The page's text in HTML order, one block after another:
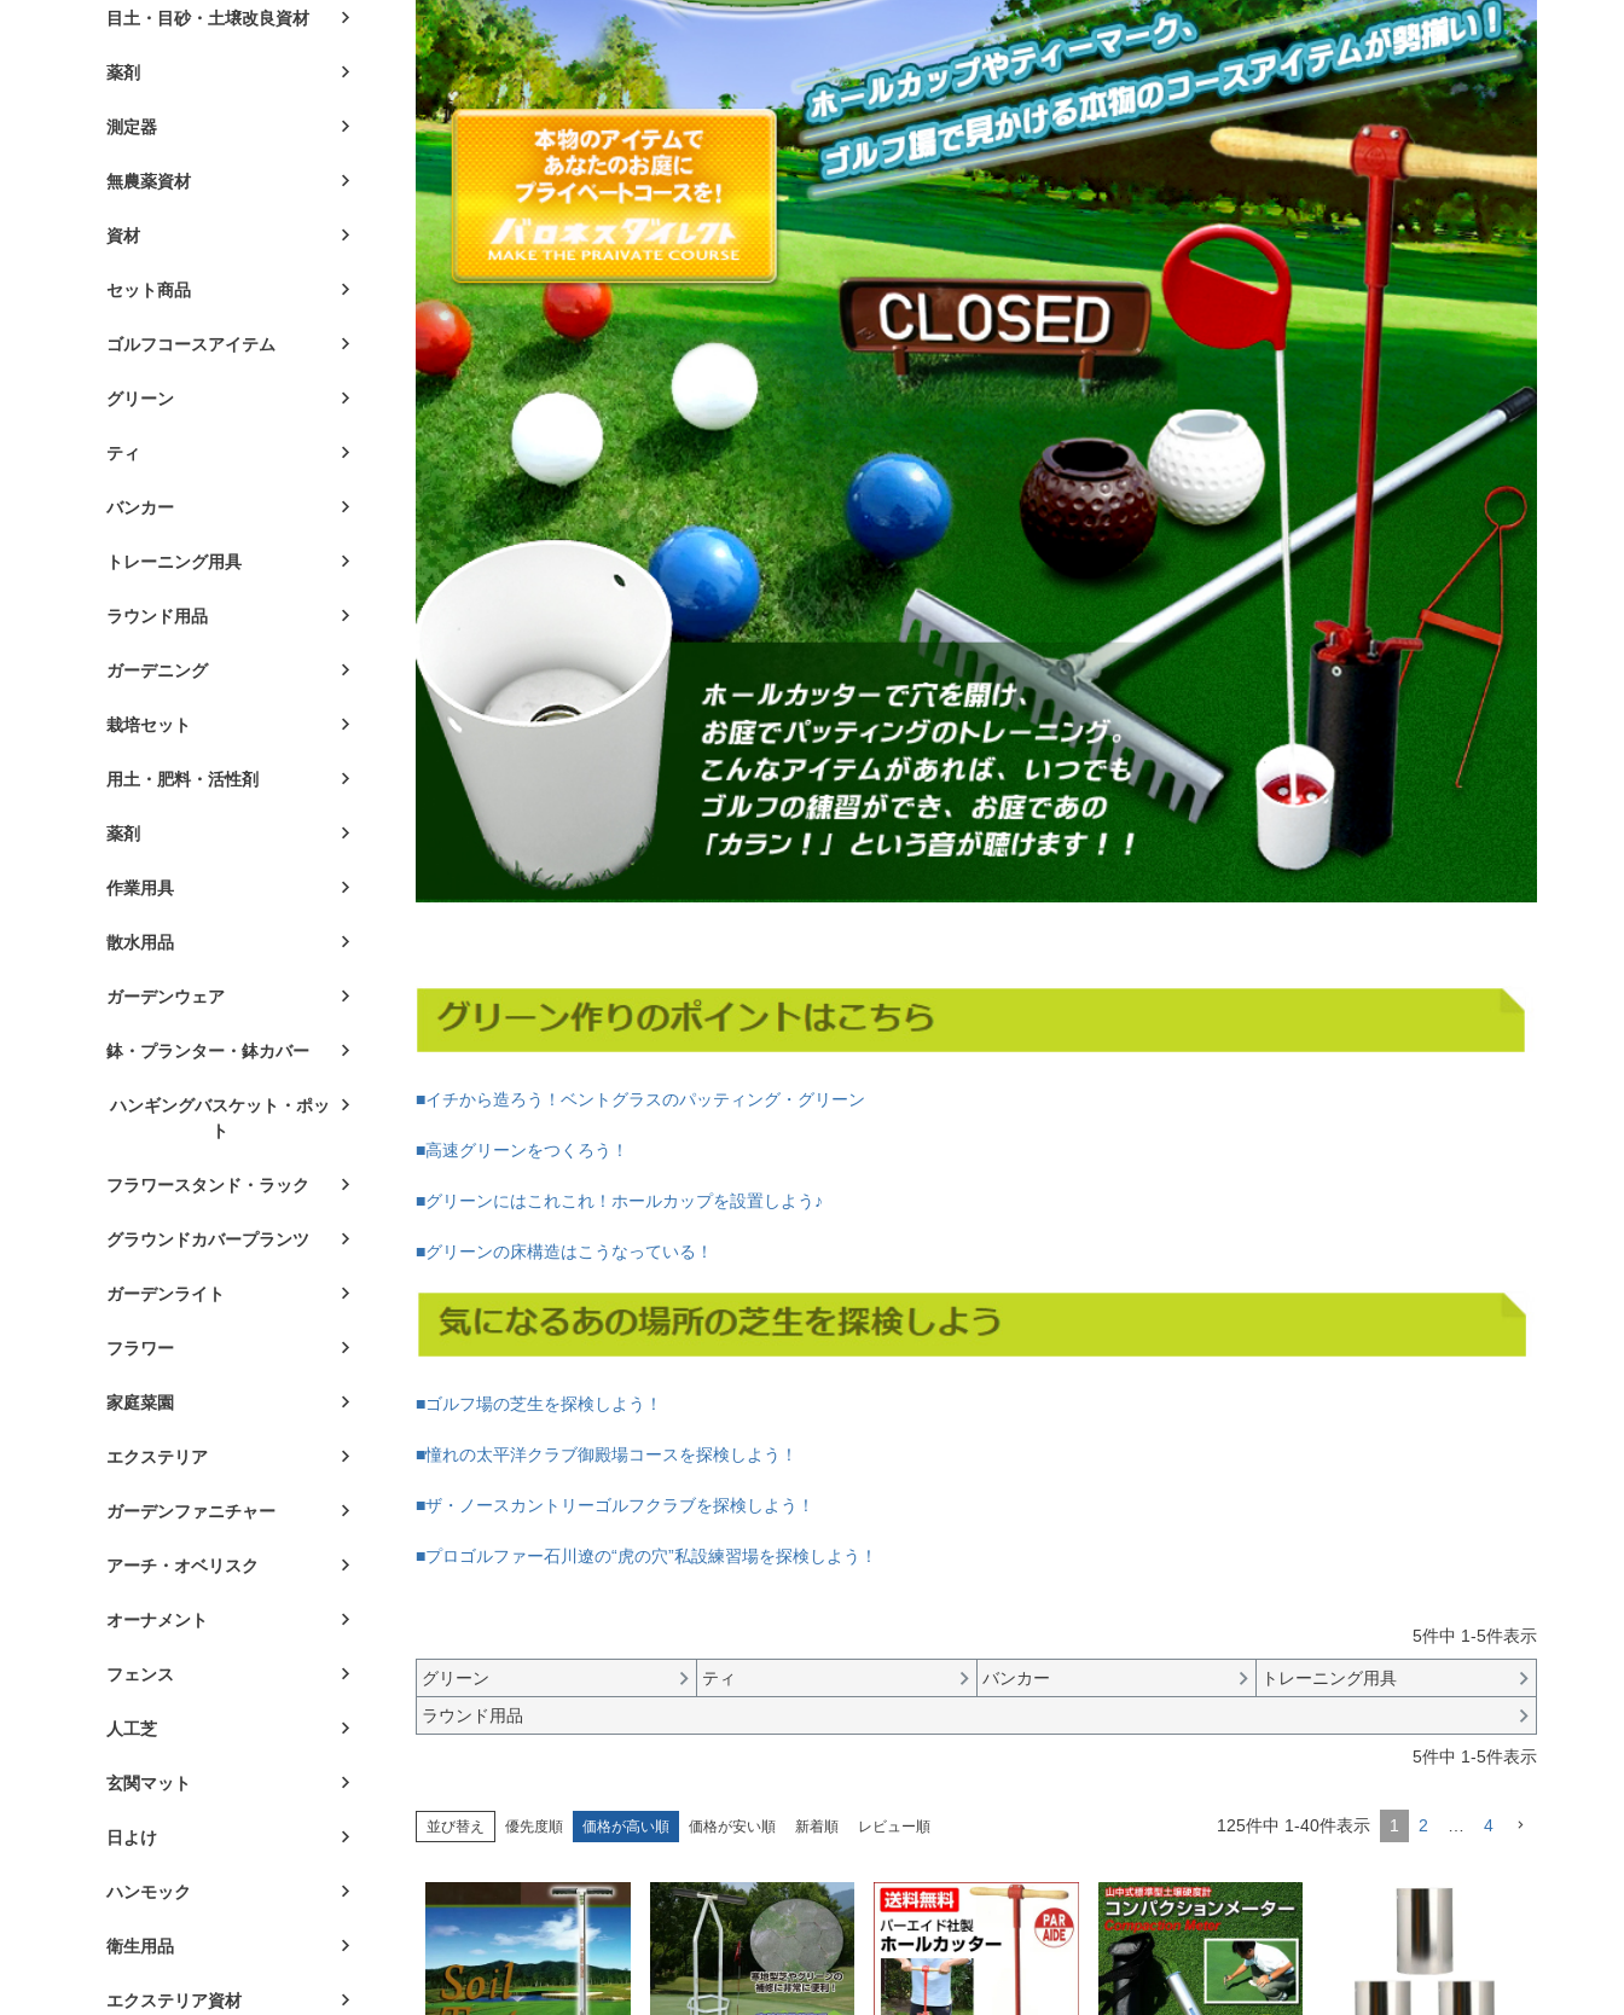
目土・目砂・土壌改良資材
薬剤
測定器
無農薬資材
資材
セット商品
ゴルフコースアイテム
グリーン
ティ
バンカー
トレーニング用具
ラウンド用品
ガーデニング
栽培セット
用土・肥料・活性剤
薬剤
作業用具
散水用品
ガーデンウェア
鉢・プランター・鉢カバー
ハンギングバスケット・ポッ
ト
フラワースタンド・ラック
グラウンドカバープランツ
ガーデンライト
フラワー
家庭菜園
エクステリア
ガーデンファニチャー
アーチ・オベリスク
オーナメント
フェンス
人工芝
玄関マット
日よけ
ハンモック
衛生用品
エクステリア資材
■イチから造ろう！ベントグラスのパッティング・グリーン
■高速グリーンをつくろう！
■グリーンにはこれこれ！ホールカップを設置しよう♪
■グリーンの床構造はこうなっている！
■ゴルフ場の芝生を探検しよう！
■憧れの太平洋クラブ御殿場コースを探検しよう！
■ザ・ノースカントリーゴルフクラブを探検しよう！
■プロゴルファー石川遼の“虎の穴”私設練習場を探検しよう！
5件中 1-5件表示
グリーン ティ バンカー
トレーニング用具
ラウンド用品
5件中 1-5件表示
並び替え 優先度順 価格が高い順 価格が安い順 新着順 レビュー順 125件中 1-40件表示 1 2 … 4